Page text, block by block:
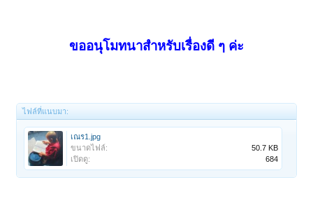
ขออนุโมทนาสำหรับเรื่องดี ๆ ค่ะ
ไฟล์ที่แนบมา:
เณร1.jpg
ขนาดไฟล์:
50.7 KB
เปิดดู:
684